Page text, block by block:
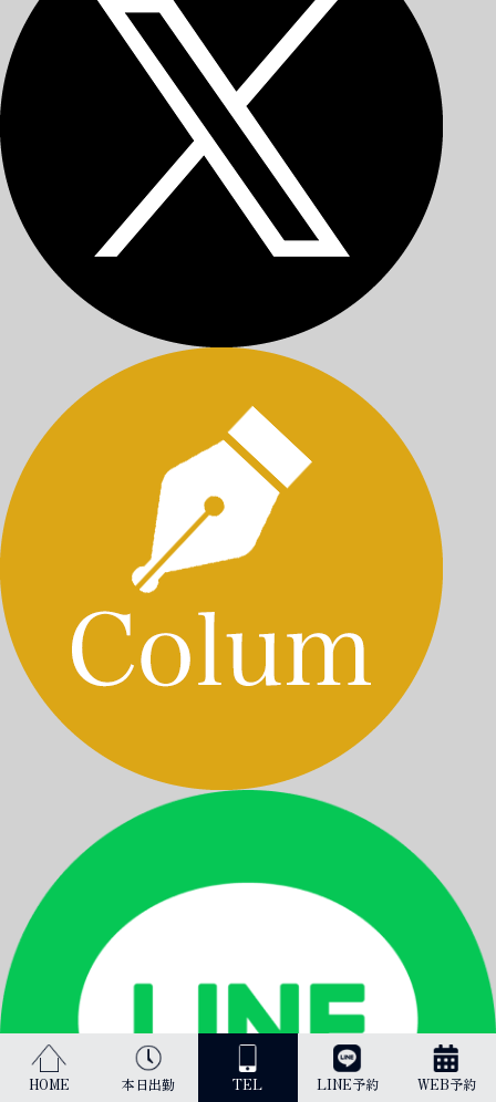
HOME 本日出勤 TEL LINE予約 WEB予約